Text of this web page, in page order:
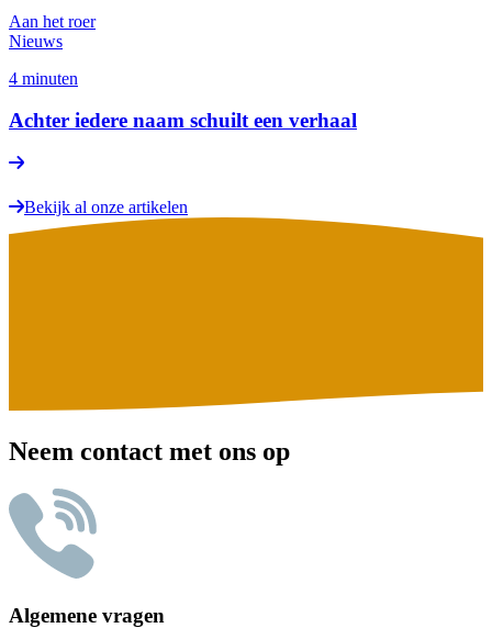
Aan het roer
Nieuws
4 minuten
Achter iedere naam schuilt een verhaal
Bekijk al onze artikelen
Neem contact met ons op
Algemene vragen